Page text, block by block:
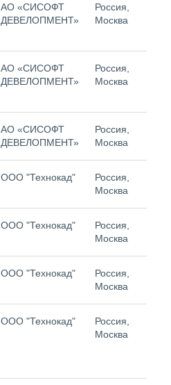
АО «СИСОФТ
ДЕВЕЛОПМЕНТ»
Россия,
Москва
АО «СИСОФТ
ДЕВЕЛОПМЕНТ»
Россия,
Москва
АО «СИСОФТ
ДЕВЕЛОПМЕНТ»
Россия,
Москва
ООО "Технокад"
Россия,
Москва
ООО "Технокад"
Россия,
Москва
ООО "Технокад"
Россия,
Москва
ООО "Технокад"
Россия,
Москва